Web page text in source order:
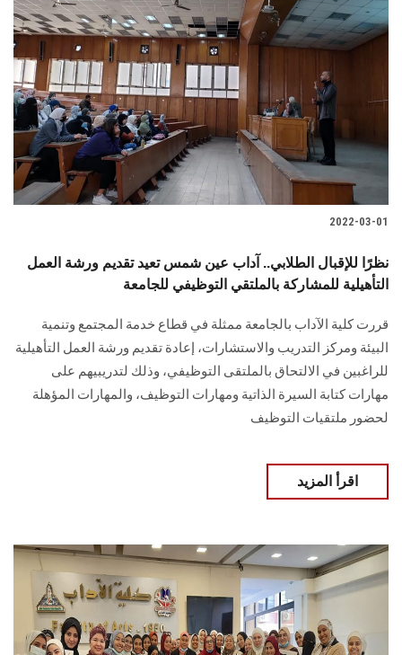
2022-03-01
نظرًا للإقبال الطلابي.. آداب عين شمس تعيد تقديم ورشة العمل
التأهيلية للمشاركة بالملتقي التوظيفي للجامعة
قررت كلية الآداب بالجامعة ممثلة في قطاع خدمة المجتمع وتنمية
البيئة ومركز التدريب والاستشارات، إعادة تقديم ورشة العمل التأهيلية
للراغبين في الالتحاق بالملتقى التوظيفي، وذلك لتدريبيهم على
مهارات كتابة السيرة الذاتية ومهارات التوظيف، والمهارات المؤهلة
لحضور ملتقيات التوظيف
اقرأ المزيد